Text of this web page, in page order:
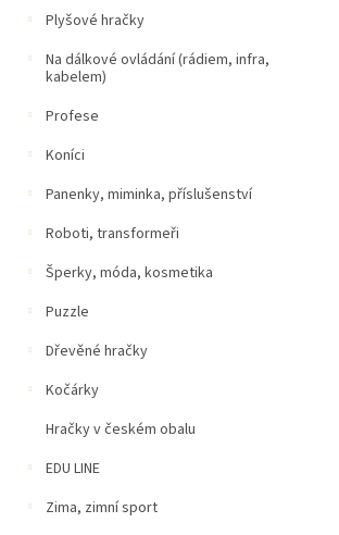
Plyšové hračky
Na dálkové ovládání (rádiem, infra,
kabelem)
Profese
Koníci
Panenky, miminka, příslušenství
Roboti, transformeři
Šperky, móda, kosmetika
Puzzle
Dřevěné hračky
Kočárky
Hračky v českém obalu
EDU LINE
Zima, zimní sport